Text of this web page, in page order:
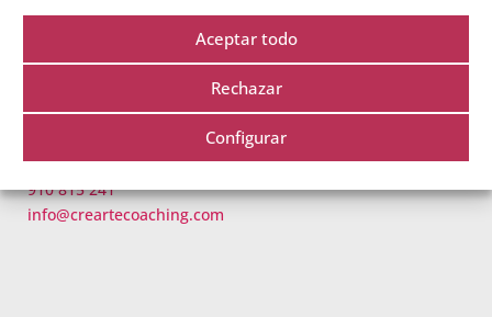
Aceptar todo
Rechazar
Configurar
QUIENES SOMOS
Crearte Coaching
C/ Miguel Yuste 17, 28037 Madrid, España
910 815 241
info@creartecoaching.com